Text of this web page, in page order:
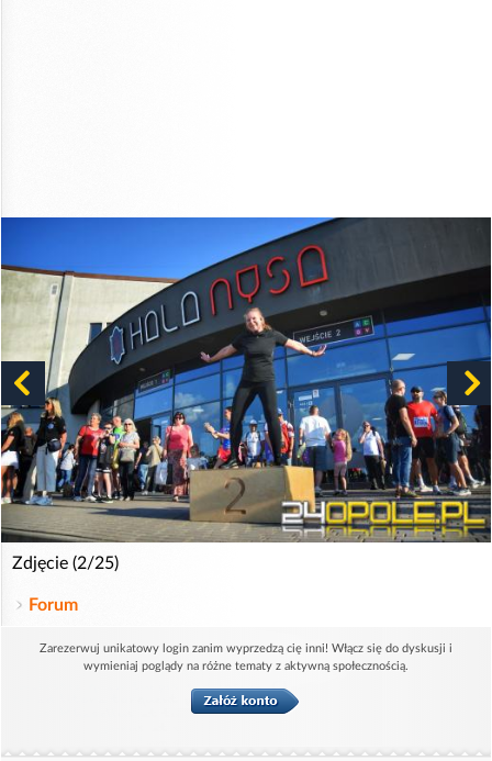
Zdjęcie (2/25)
Forum
Zarezerwuj unikatowy login zanim wyprzedzą cię inni! Włącz się do dyskusji i
wymieniaj poglądy na różne tematy z aktywną społecznością.